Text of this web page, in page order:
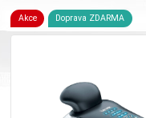
Akce Doprava ZDARMA